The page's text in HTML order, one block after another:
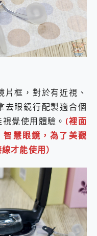
框，對於有近視、
去眼鏡行配製適合個
覺使用體驗。 (裡面
慧眼鏡，為了美觀
才能使用）